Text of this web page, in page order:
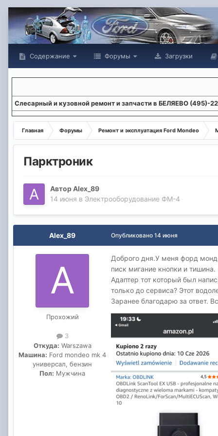
Содержание Форумы Загрузки
Слесарный и кузовной ремонт и запчасти в БЕЛЯЕВО (495)-
Главная Форумы Ремонт и эксплуатация Ford Mondeo
Парктроник
АвторAlex_89
14 июня в Электрооборудование ФМ-4
Alex_89
Прохожий
3
Откуда: Warszawa
Машина: Ford mondeo mk 4
универсал, бензин
Пол: Мужчина
Опубликовано 14 июня
Доброго дня.У меня форд
писк мигание кнопки и
Адаптер тот который был
только до сервиса? Этот
Заранее благодарю за ответ.